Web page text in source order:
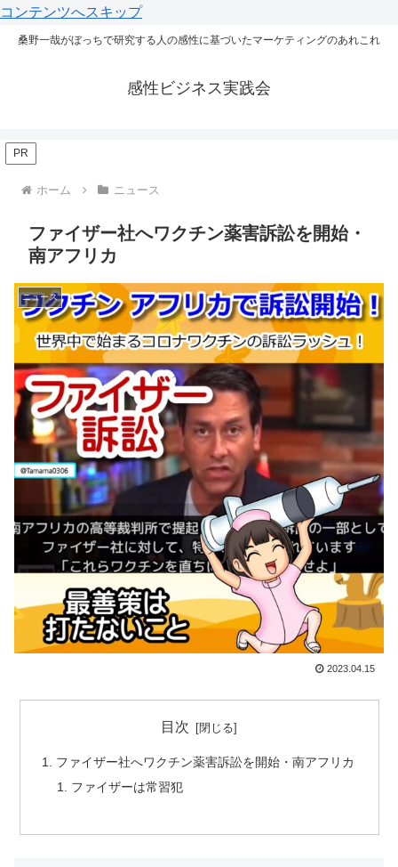
コンテンツへスキップ
桑野一哉がぼっちで研究する人の感性に基づいたマーケティングのあれこれ
感性ビジネス実践会
PR
ホーム ニュース
ファイザー社へワクチン薬害訴訟を開始・
南アフリカ
ニュース
2023.04.15
目次
ファイザー社へワクチン薬害訴訟を開始・南アフリカ
ファイザーは常習犯